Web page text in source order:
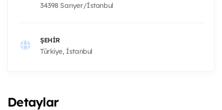
34398 Sarıyer/İstanbul
ŞEHIR
Türkiye, İstanbul
Detaylar